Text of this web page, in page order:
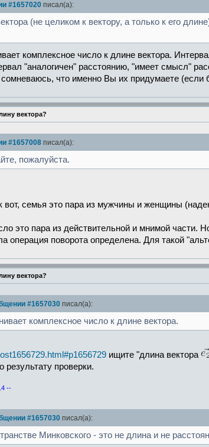
#1657020 писал(а):
(не целиком к вектору, а только к его
комплексное число к длине вектора.
"аналогичен" расстоянию, "имеет смысл"
сомневаюсь, что именно Вы их придумаете
вектора?
#1657008 писал(а):
пожалуйста.
вот, семья это пара из мужчины и женщины
это пара из действительной и мнимой части.
операция поворота определена. Для такой
вектора?
#1657030 писал(а):
комплексное число к длине вектора.
ищите "длина вектора
проверки.
--
#1657030 писал(а):
Минковского - это не длина и не